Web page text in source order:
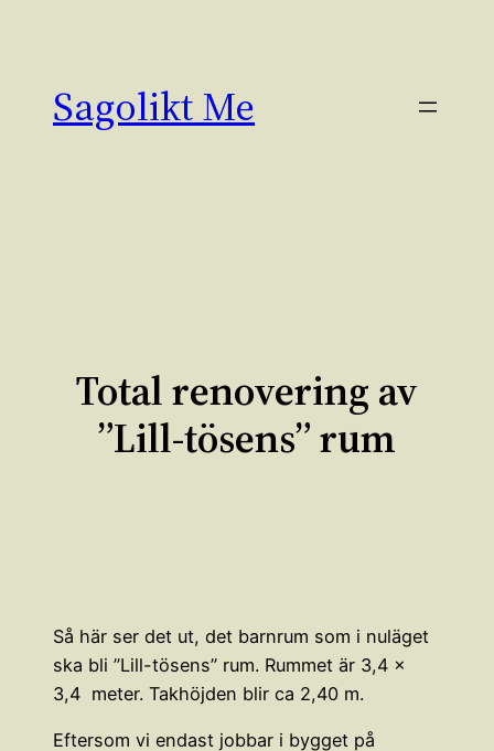
Sagolikt Me
Total renovering av
”Lill-tösens” rum
Så här ser det ut, det barnrum som i nuläget
ska bli ”Lill-tösens” rum. Rummet är 3,4 x
3,4 meter. Takhöjden blir ca 2,40 m.
Eftersom vi endast jobbar i bygget på